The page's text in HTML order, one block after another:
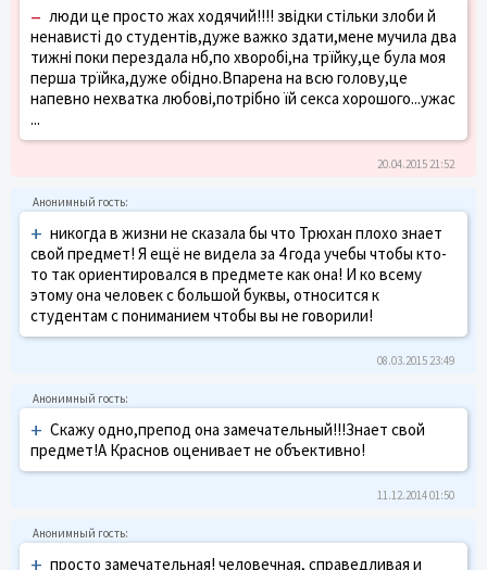
– люди це просто жах ходячий!!!! звідки стільки злоби й
ненависті до студентів,дуже важко здати,мене мучила два
тижні поки перездала нб,по хворобі,на трїйку,це була моя
перша трїйка,дуже обідно.Впарена на всю голову,це
напевно нехватка любові,потрібно їй секса хорошого...ужас
...
20.04.2015 21:52
+ никогда в жизни не сказала бы что Трюхан плохо знает
свой предмет! Я ещё не видела за 4 года учебы чтобы кто-
то так ориентировался в предмете как она! И ко всему
этому она человек с большой буквы, относится к
студентам с пониманием чтобы вы не говорили!
08.03.2015 23:49
+ Скажу одно,препод она замечательный!!!Знает свой
предмет!А Краснов оценивает не объективно!
11.12.2014 01:50
+ просто замечательная! человечная, справедливая и